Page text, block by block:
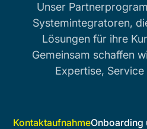
Unser
Systemintegratoren,
Lösungen für ihre
Gemeinsam schaffen
Expertise,
KontaktaufnahmeOnboarding